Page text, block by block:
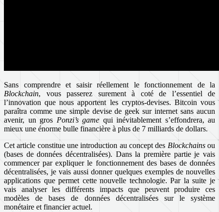
Sans comprendre et saisir réellement le fonctionnement de la
Blockchain, vous passerez surement à coté de l’essentiel de
l’innovation que nous apportent les cryptos-devises. Bitcoin vous
paraîtra comme une simple devise de geek sur internet sans aucun
avenir, un gros Ponzi’s game qui inévitablement s’effondrera, au
mieux une énorme bulle financière à plus de 7 milliards de dollars.
Cet article constitue une introduction au concept des Blockchainsou
(bases de données décentralisées). Dans la première partie je vais
commencer par expliquer le fonctionnement des bases de données
décentralisées, je vais aussi donner quelques exemples de nouvelles
applications que permet cette nouvelle technologie. Par la suite je
vais analyser les différents impacts que peuvent produire ces
modèles de bases de données décentralisées sur le système
monétaire et financier actuel.